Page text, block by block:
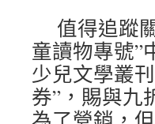
值得追蹤
童讀物專號”
少兒文學叢
券”，賜與九